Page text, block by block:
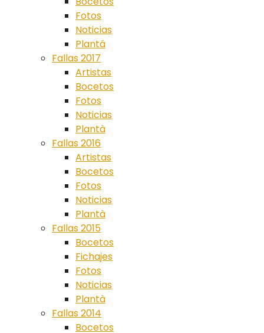
Fotos
Noticias
Plantá
Fallas 2017
Artistas
Bocetos
Fotos
Noticias
Plantà
Fallas 2016
Artistas
Bocetos
Fotos
Noticias
Plantà
Fallas 2015
Bocetos
Fichajes
Fotos
Noticias
Plantà
Fallas 2014
Bocetos